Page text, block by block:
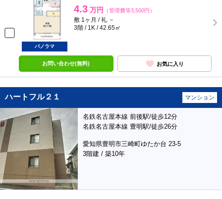
4.3 万円 （管理費等3,500円）
敷 1ヶ月 / 礼 －
3階 / 1K / 42.65㎡
パノラマ
お問い合わせ(無料) お気に入り
ハートフル２１ マンション
名鉄名古屋本線 前後駅/徒歩12分
名鉄名古屋本線 豊明駅/徒歩26分
愛知県豊明市三崎町ゆたか台 23-5
3階建 / 築10年